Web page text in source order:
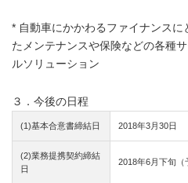
* 自動車にかかわるファイナンス
たメンテナンスや保険などの各種
ルソリューション
３．今後の日程
(1)基本合意書締結日 2018年3月30日
(2)業務提携契約締結
日
2018年6月下旬（